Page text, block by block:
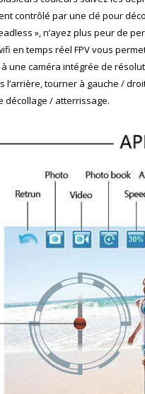
contrôlé par une clé pour
», n’ayez plus peur de
en temps réel FPV vous
une caméra intégrée de
l’arrière, tourner à gauche /
décollage / atterrissage.